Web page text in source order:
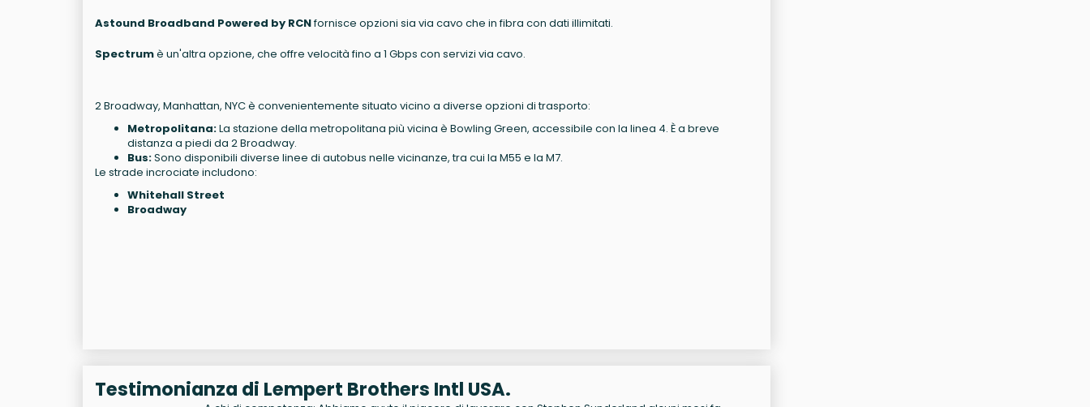
Astound Broadband Powered by RCNfornisce opzioni sia via cavo che in fibra con dati illimitati.
Spectrumè un'altra opzione, che offre velocità fino a 1 Gbps con servizi via cavo.
2 Broadway, Manhattan, NYC è convenientemente situato vicino a diverse opzioni di trasporto:
Metropolitana:La stazione della metropolitana più vicina è Bowling Green, accessibile con la linea 4. È a breve
distanza a piedi da 2 Broadway.
Bus:Sono disponibili diverse linee di autobus nelle vicinanze, tra cui la M55 e la M7.
Le strade incrociate includono:
Whitehall Street
Broadway
Testimonianza di Lempert Brothers Intl USA.